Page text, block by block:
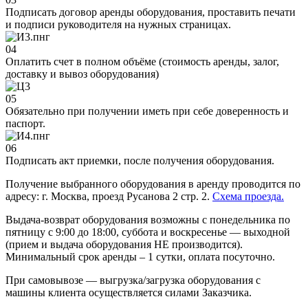
Подписать договор аренды оборудования, проставить печати
и подписи руководителя на нужных страницах.
04
Оплатить счет в полном объёме (стоимость аренды, залог,
доставку и вывоз оборудования)
05
Обязательно при получении иметь при себе доверенность и
паспорт.
06
Подписать акт приемки, после получения оборудования.
Получение выбранного оборудования в аренду проводится по
адресу: г. Москва, проезд Русанова 2 стр. 2. Схема проезда.
Выдача-возврат оборудования возможны с понедельника по
пятницу с 9:00 до 18:00, суббота и воскресенье — выходной
(прием и выдача оборудования НЕ производится).
Минимальный срок аренды – 1 сутки, оплата посуточно.
При самовывозе — выгрузка/загрузка оборудования с
машины клиента осуществляется силами Заказчика.